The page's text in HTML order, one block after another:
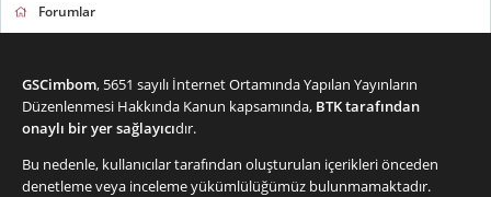
Forumlar
GSCimbom, 5651 sayılı İnternet Ortamında Yapılan Yayınların
Düzenlenmesi Hakkında Kanun kapsamında, BTK tarafından
onaylı bir yer sağlayıcıdır.
Bu nedenle, kullanıcılar tarafından oluşturulan içerikleri önceden
denetleme veya inceleme yükümlülüğümüz bulunmamaktadır.